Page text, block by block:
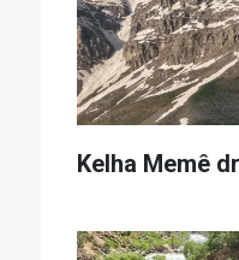
Kelha Memê